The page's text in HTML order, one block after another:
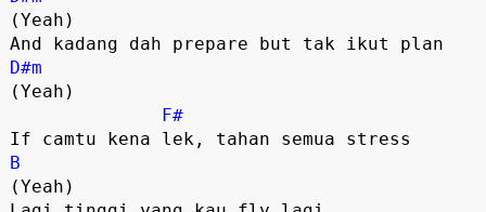
(Yeah)
D#m
(Yeah)
F#
B
(Yeah)